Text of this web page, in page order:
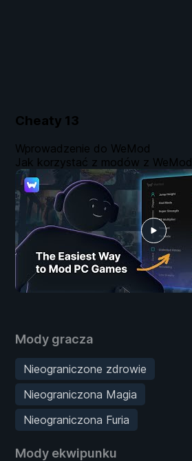
Cheaty 13
Mody gracza
Nieograniczone zdrowie
Nieograniczona Magia
Nieograniczona Furia
Mody ekwipunku
Wprowadzenie do WeMod
Jak korzystać z modów z WeMod